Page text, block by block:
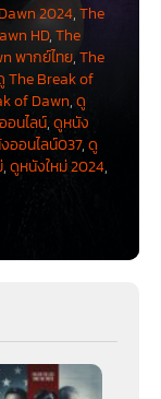
2024,The
HD,The
พากย์ไทย,The
The Break of
of Dawn,ดู
อนไลน์,ดูหนัง
ออนไลน์037,ดู
,ดูหนังใหม่ 2024,